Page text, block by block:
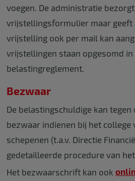
voegen. De administratie
vrijstellingsformulier maar geeft
vrijstelling ook per mail kan
vrijstellingen staan opgesomd in
belastingreglement.
Bezwaar
De belastingschuldige kan tegen
bezwaar indienen bij het college
schepenen (t.a.v. Directie
gedetailleerde procedure van
Het bezwaarschrift kan ook